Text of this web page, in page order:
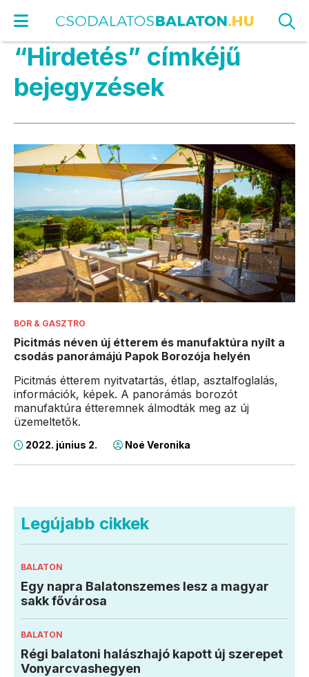
“Hirdetés” címkéjű
bejegyzések
BOR & GASZTRO
Picitmás néven új étterem és manufaktúra nyílt a
csodás panorámájú Papok Borozója helyén
Picitmás étterem nyitvatartás, étlap, asztalfoglalás,
információk, képek. A panorámás borozót
manufaktúra étteremnek álmodták meg az új
üzemeltetők.
2022. június 2. Noé Veronika
Legújabb cikkek
BALATON
Egy napra Balatonszemes lesz a magyar
sakk fővárosa
BALATON
Régi balatoni halászhajó kapott új szerepet
Vonyarcvashegyen